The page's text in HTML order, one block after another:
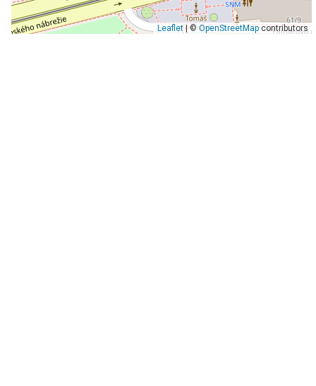
Leaflet| ©OpenStreetMapcontributors